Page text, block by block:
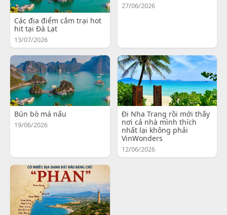
Các địa điểm cắm trại hot
hit tại Đà Lạt
13/07/2026
27/06/2026
Bún bò má nấu
19/06/2026
Đi Nha Trang rồi mới thấy
nơi cả nhà mình thích
nhất lại không phải
VinWonders
12/06/2026